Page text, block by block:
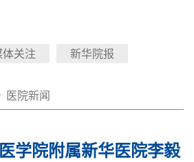
体关注 新华院报
医院新闻
学院附属新华医院李毅